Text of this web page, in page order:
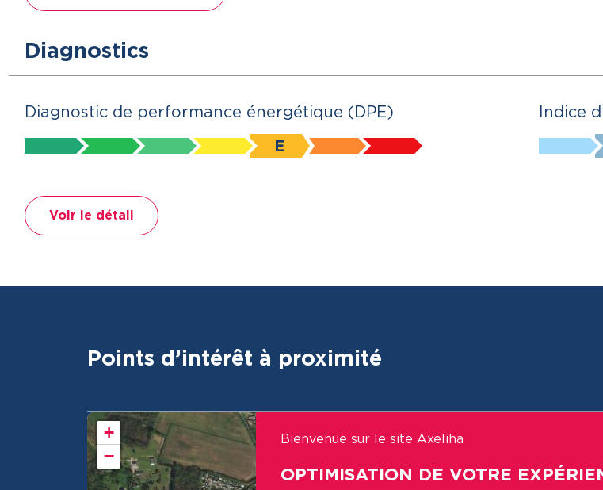
Diagnostics
Diagnostic de performance énergétique (DPE)
E
Indice
Voir le détail
Points d’intérêt à proximité
+
−
Bienvenue sur le site Axeliha
OPTIMISATION DE VOTRE